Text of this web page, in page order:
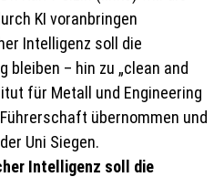
Intelligenz soll die
– hin zu „clean and
für Metall und Engineering
übernommen und
Uni Siegen.
Intelligenz soll die